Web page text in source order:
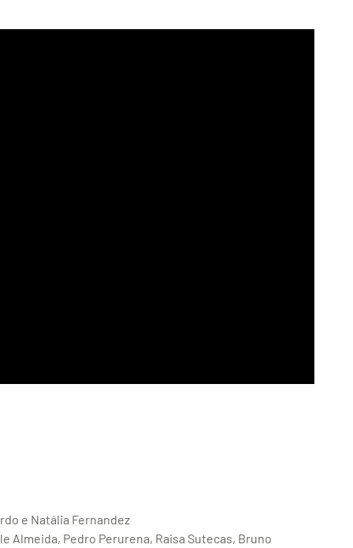
e Natália Fernandez
Almeida, Pedro Perurena, Raisa Sutecas, Bruno